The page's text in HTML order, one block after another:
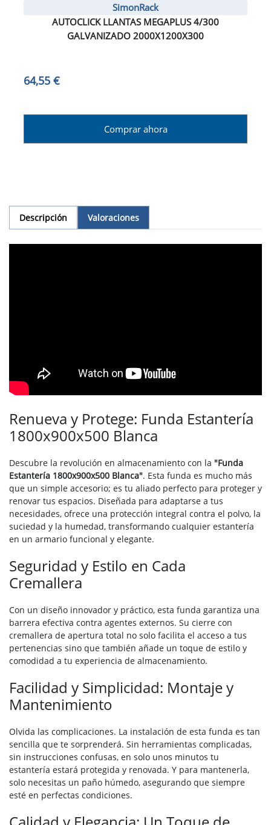
SimonRack
AUTOCLICK LLANTAS MEGAPLUS 4/300
GALVANIZADO 2000X1200X300
64,55 €
Comprar ahora
Descripción Valoraciones
Renueva y Protege: Funda Estantería
1800x900x500 Blanca
Descubre la revolución en almacenamiento con la "Funda
Estantería 1800x900x500 Blanca". Esta funda es mucho más
que un simple accesorio; es tu aliado perfecto para proteger y
renovar tus espacios. Diseñada para adaptarse a tus
necesidades, ofrece una protección integral contra el polvo, la
suciedad y la humedad, transformando cualquier estantería
en un armario funcional y elegante.
Seguridad y Estilo en Cada
Cremallera
Con un diseño innovador y práctico, esta funda garantiza una
barrera efectiva contra agentes externos. Su cierre con
cremallera de apertura total no solo facilita el acceso a tus
pertenencias sino que también añade un toque de estilo y
comodidad a tu experiencia de almacenamiento.
Facilidad y Simplicidad: Montaje y
Mantenimiento
Olvida las complicaciones. La instalación de esta funda es tan
sencilla que te sorprenderá. Sin herramientas complicadas,
sin instrucciones confusas, en solo unos minutos tu
estantería estará protegida y renovada. Y para mantenerla,
solo necesitas un paño húmedo, asegurando que siempre
esté en perfectas condiciones.